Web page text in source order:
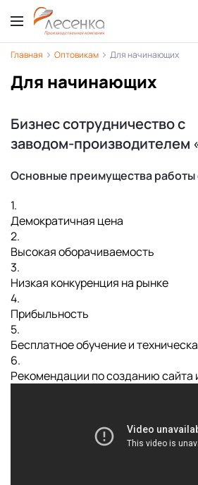
Главная Оптовикам Для начинающих
Для начинающих
Бизнес сотрудничество с
заводом-производителем
Основные преимущества работы
1.
Демократичная цена
2.
Высокая оборачиваемость
3.
Низкая конкуренция на рынке
4.
Прибыльность
5.
Бесплатное обучение и
6.
Рекомендации по созданию сайта